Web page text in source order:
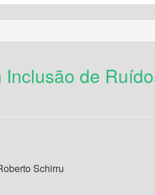
de
Schirru